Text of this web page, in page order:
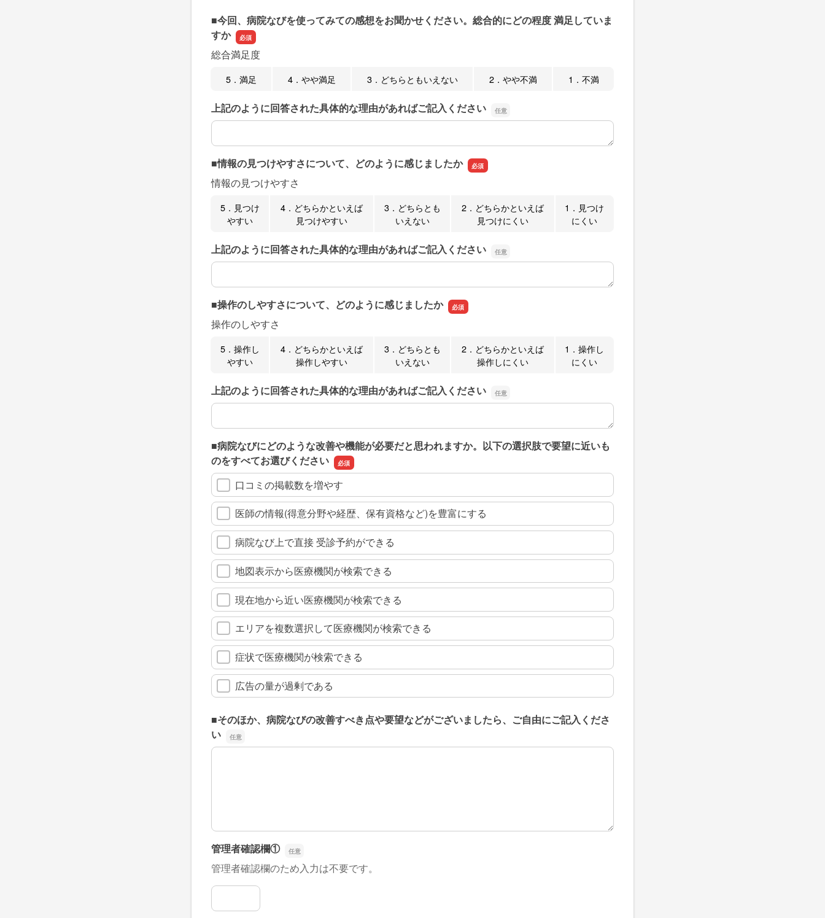
■今回、病院なびを使ってみての感想をお聞かせください。総合的にどの程度 満足していま
すか
総合満足度
5．満足 4．やや満足 3．どちらともいえない 2．やや不満 1．不満
上記のように回答された具体的な理由があればご記入ください
上記のように回答された具体的な理由があればご記入ください
■情報の見つけやすさについて、どのように感じましたか
情報の見つけやすさ
5．見つけ
やすい
4．どちらかといえば
見つけやすい
3．どちらとも
いえない
2．どちらかといえば
見つけにくい
1．見つけ
にくい
上記のように回答された具体的な理由があればご記入ください
上記のように回答された具体的な理由があればご記入ください
■操作のしやすさについて、どのように感じましたか
操作のしやすさ
5．操作し
やすい
4．どちらかといえば
操作しやすい
3．どちらとも
いえない
2．どちらかといえば
操作しにくい
1．操作し
にくい
上記のように回答された具体的な理由があればご記入ください
上記のように回答された具体的な理由があればご記入ください
■病院なびにどのような改善や機能が必要だと思われますか。以下の選択肢で要望に近いも
のをすべてお選びください
口コミの掲載数を増やす
医師の情報(得意分野や経歴、保有資格など)を豊富にする
病院なび上で直接 受診予約ができる
地図表示から医療機関が検索できる
現在地から近い医療機関が検索できる
エリアを複数選択して医療機関が検索できる
症状で医療機関が検索できる
広告の量が過剰である
■そのほか、病院なびの改善すべき点や要望などがございましたら、ご自由にご記入くださ
い
■そのほか、病院なびの改善すべき点や要望などがございましたら、ご自由にご記入ください
管理者確認欄①
管理者確認欄のため入力は不要です。
管理者確認欄①